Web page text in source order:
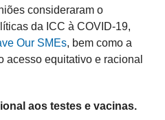
consideraram o
da ICC à COVID-19,
Our SMEs, bem como a
acesso equitativo e racional
aos testes e vacinas.